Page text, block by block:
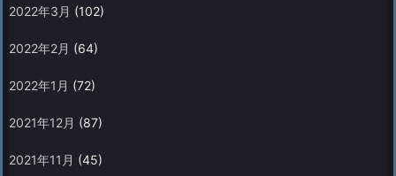
2022年3月 (102)
2022年2月 (64)
2022年1月 (72)
2021年12月 (87)
2021年11月 (45)